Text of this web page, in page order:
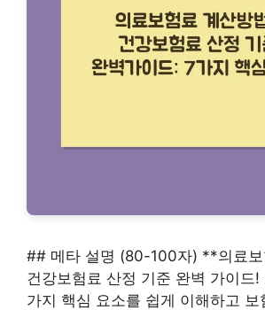
## 메타 설명 (80-100자) **의료보
건강보험료 산정 기준 완벽 가이드
가지 핵심 요소를 쉽게 이해하고